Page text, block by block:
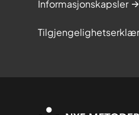
Informasjonskapsler